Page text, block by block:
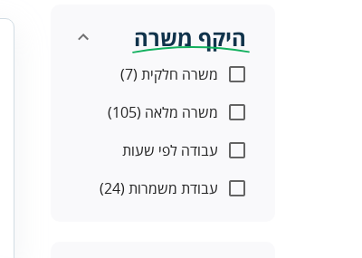
היקף משרה
משרה חלקית (7)
משרה מלאה (105)
עבודה לפי שעות
עבודת משמרות (24)